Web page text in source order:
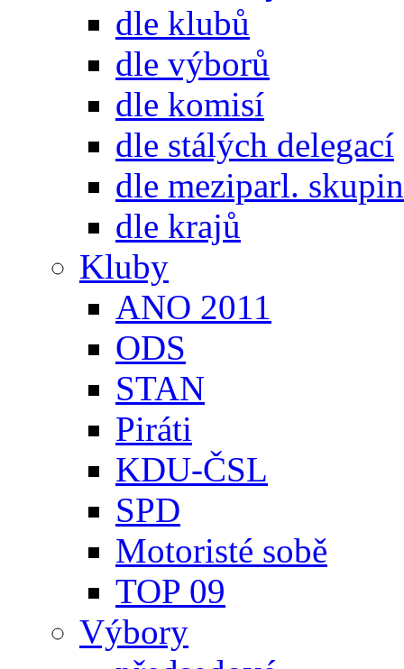
dle klubů
dle výborů
dle komisí
dle stálých delegací
dle meziparl. skupin
dle krajů
Kluby
ANO 2011
ODS
STAN
Piráti
KDU-ČSL
SPD
Motoristé sobě
TOP 09
Výbory